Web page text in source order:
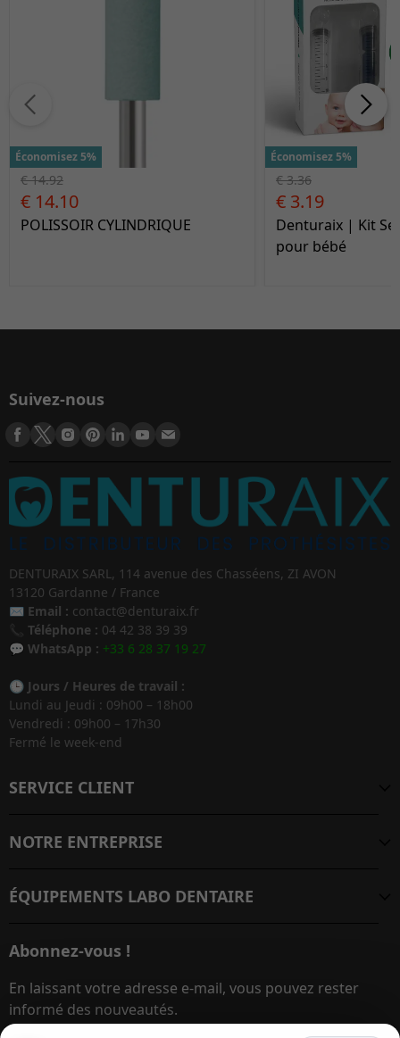
Économisez 5%
€ 14.92
€ 14.10
POLISSOIR CYLINDRIQUE
Économisez 5%
€ 3.36
€ 3.19
Denturaix | Kit
pour bébé
Suivez-nous
DENTURAIX SARL, 114 avenue des Chasséens, ZI AVON
13120 Gardanne / France
✉️ Email : contact@denturaix.fr
Téléphone : 04 42 38 39 39
💬 WhatsApp : +33 6 28 37 19 27
🕒 Jours / Heures de travail :
Lundi au Jeudi : 09h00 – 18h00
Vendredi : 09h00 – 17h30
Fermé le week-end
SERVICE CLIENT
NOTRE ENTREPRISE
ÉQUIPEMENTS LABO DENTAIRE
Abonnez-vous !
En laissant votre adresse e-mail, vous pouvez rester
informé des nouveautés.